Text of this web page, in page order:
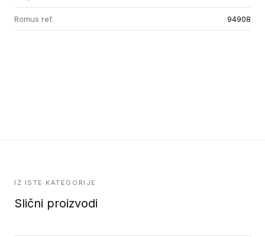
Romus ref. 94908
IZ ISTE KATEGORIJE
Slični proizvodi